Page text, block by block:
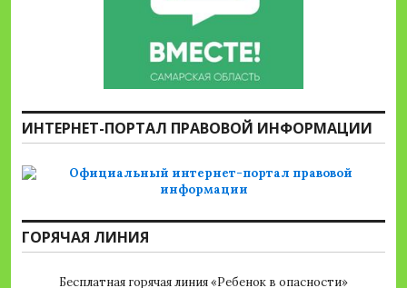
ИНТЕРНЕТ-ПОРТАЛ ПРАВОВОЙ ИНФОРМАЦИИ
ГОРЯЧАЯ ЛИНИЯ
Бесплатная горячая линия «Ребенок в опасности»